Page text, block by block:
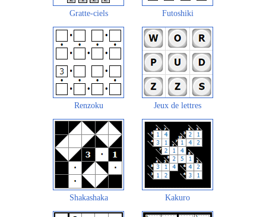
Gratte-ciels Futoshiki
Renzoku Jeux de lettres
Shakashaka Kakuro